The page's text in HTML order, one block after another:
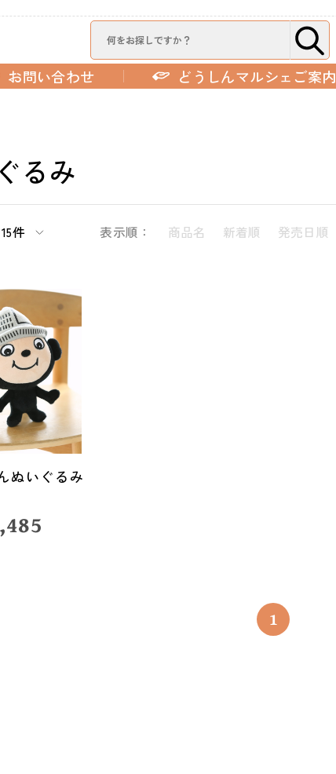
お問い合わせ どうしんマルシェご案内
るみ
15件 表示順： 商品名 新着順 発売日順
ぬいぐるみ
1